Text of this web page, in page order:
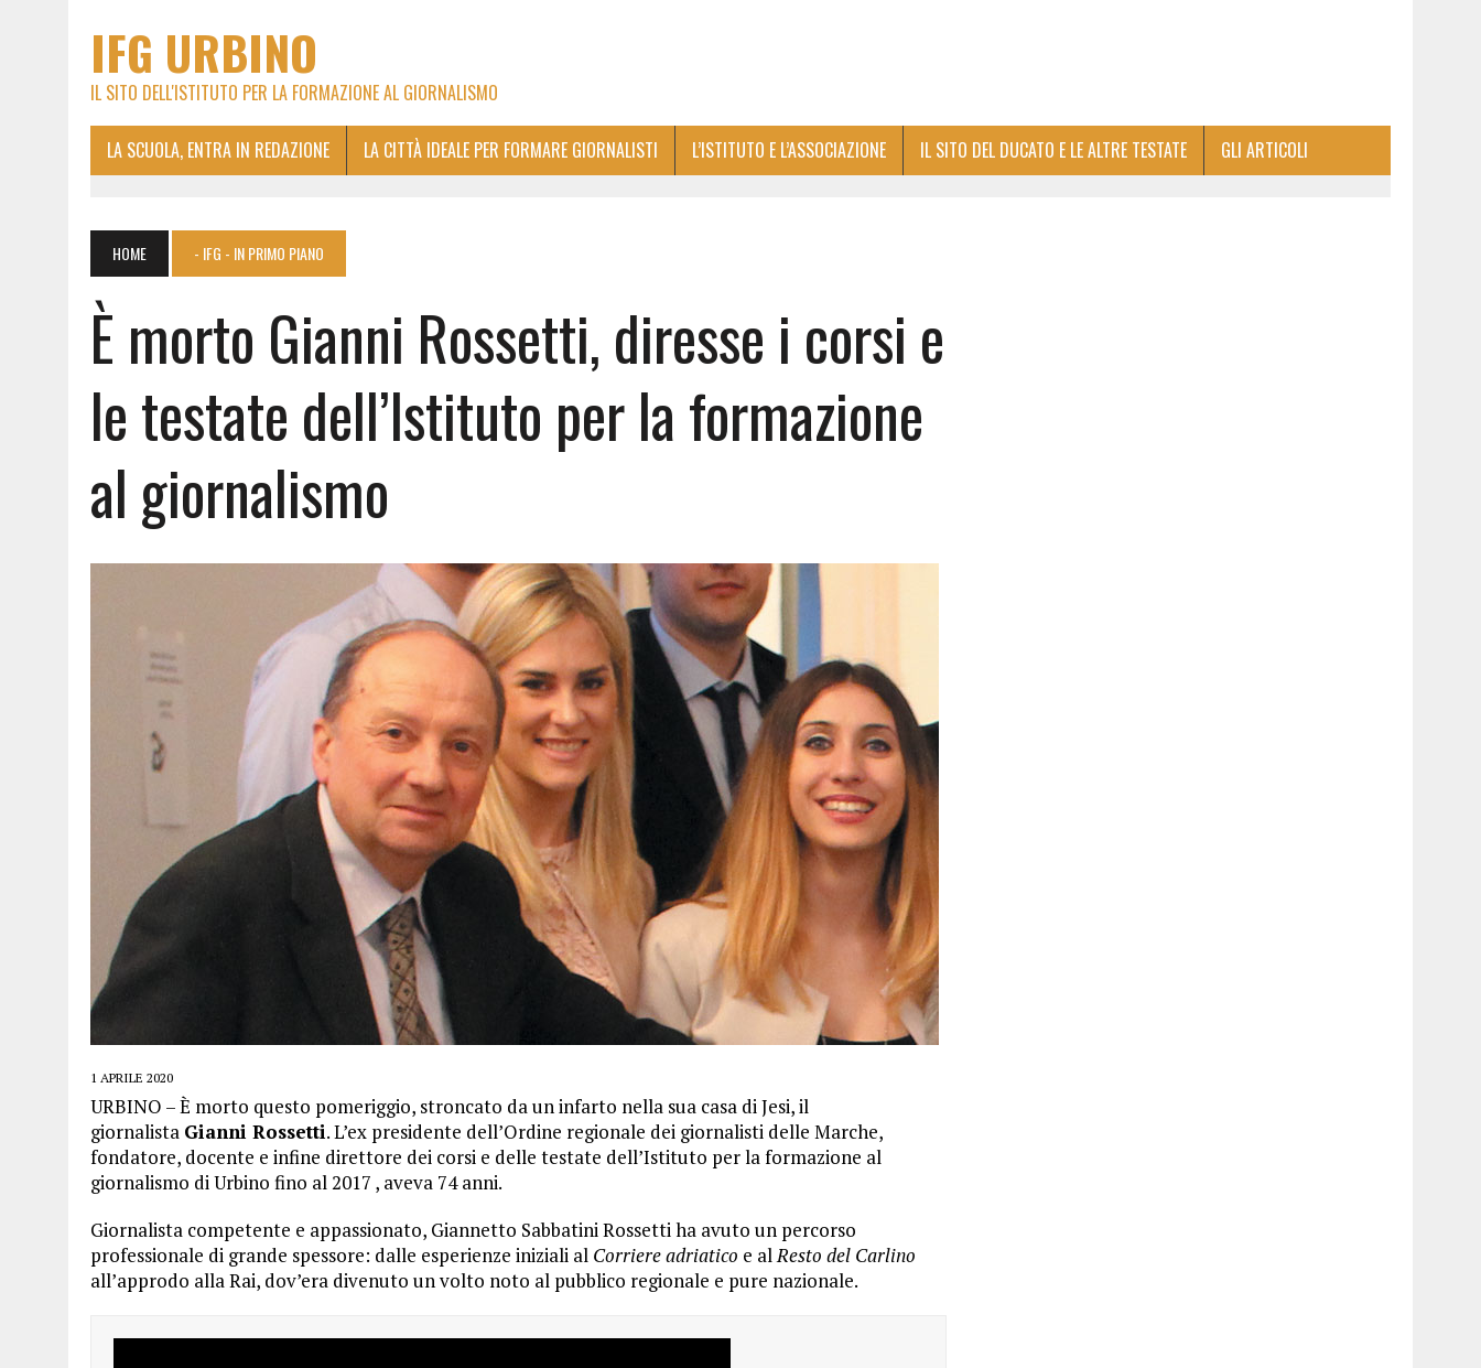
IFG URBINO
IL SITO DELL'ISTITUTO PER LA FORMAZIONE AL GIORNALISMO
LA SCUOLA, ENTRA IN REDAZIONE LA CITTÀ IDEALE PER FORMARE GIORNALISTI L’ISTITUTO E L’ASSOCIAZIONE IL SITO DEL DUCATO E LE ALTRE TESTATE GLI ARTICOLI
HOME - IFG - IN PRIMO PIANO
È morto Gianni Rossetti, diresse i corsi e
le testate dell’Istituto per la formazione
al giornalismo
1 APRILE 2020
URBINO – È morto questo pomeriggio, stroncato da un infarto nella sua casa di Jesi, il
giornalista Gianni Rossetti. L’ex presidente dell’Ordine regionale dei giornalisti delle Marche,
fondatore, docente e infine direttore dei corsi e delle testate dell’Istituto per la formazione al
giornalismo di Urbino fino al 2017 , aveva 74 anni.
Giornalista competente e appassionato, Giannetto Sabbatini Rossetti ha avuto un percorso
professionale di grande spessore: dalle esperienze iniziali al Corriere adriatico e alResto del Carlino
all’approdo alla Rai, dov’era divenuto un volto noto al pubblico regionale e pure nazionale.